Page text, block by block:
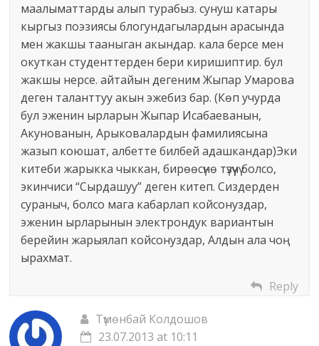
маалыматтарды алып турабыз. сунуш катары
кыргыз поэзиясы блогундагылардын арасында
мен жакшы тааныган акындар. кала берсе мен
окуткан студенттерден бери киришиптир. бул
жакшы нерсе. айтайын дегеним Жыпар Умарова
деген таланттуу акын эжебиз бар. (Көп учурда
бул эженин ырларын Жыпар Исабаеванын,
Акунованын, Арыковалардын фамилиясына
жазып коюшат, албетте билбей адашкандар)Эки
китеби жарыкка чыккан, бирөөсүнө түзүүчү болсо,
экинчиси “Сырдашуу” деген китеп. Сиздерден
сураныч, болсо мага кабарлап койсонуздар,
эженин ырларынын электрондук вариантын
берейин жарыялап койсонуздар, Алдын ала чоң
ырахмат.
Reply
Түмөнбай Колдошов
23.07.2013 at 10:11